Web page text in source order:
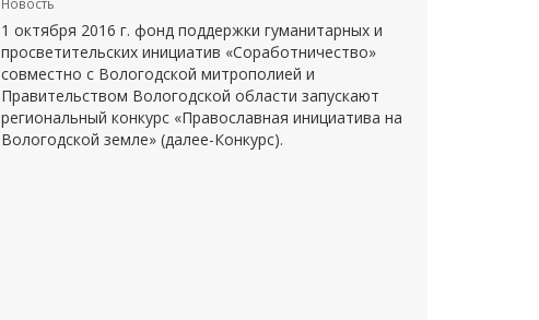
1 октября 2016 г. фонд поддержки гуманитарных и
просветительских инициатив «Соработничество»
совместно с Вологодской митрополией и
Правительством Вологодской области запускают
региональный конкурс «Православная инициатива на
Вологодской земле» (далее-Конкурс).